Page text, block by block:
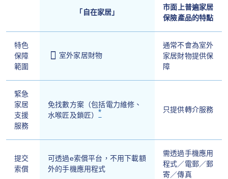
「自在家居」
市面上普遍家居
保險產品的特點
特色
保障
範圍
室外家居財物
通常不會為室外
家居財物提供保
障
緊急
家居
支援
服務
免找數方案（包括電力維修、
水喉匠及鎖匠） * 只提供轉介服務
提交
索償
可透過e索償平台，不用下載額
外的手機應用程式
需透過手機應用
程式／電郵／郵
寄／傳真